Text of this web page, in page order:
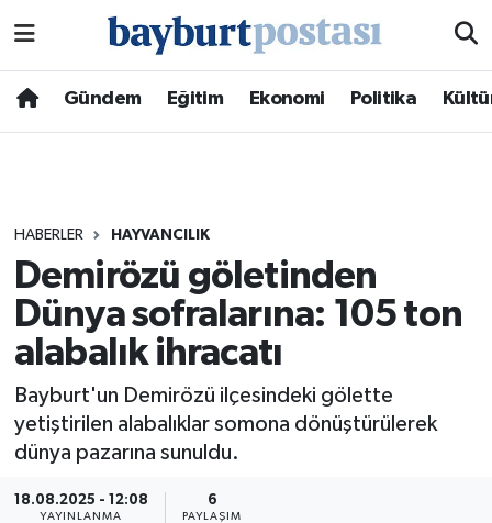
Gündem Eğitim Ekonomi Politika
HABERLER HAYVANCILIK
Demirözü göletinden
Dünya sofralarına: 105 ton
alabalık ihracatı
Bayburt'un Demirözü ilçesindeki gölette
yetiştirilen alabalıklar somona dönüştürülerek
dünya pazarına sunuldu.
18.08.2025 - 12:08
YAYINLANMA
6
PAYLAŞIM
Hava Durumu
Süper Lig Puan Durumu ve Fikstür
Tüm Manşetler
Son Dakika Haberleri